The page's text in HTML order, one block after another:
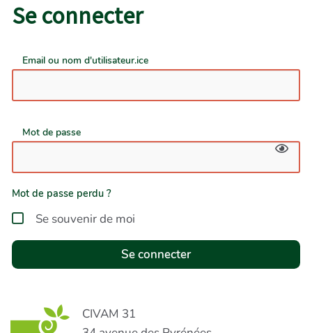
Se connecter
Email ou nom d'utilisateur.ice
Mot de passe
Mot de passe perdu ?
Se souvenir de moi
Se connecter
CIVAM 31